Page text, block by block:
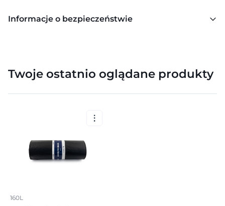
Informacje o bezpieczeństwie
Twoje ostatnio oglądane produkty
160L